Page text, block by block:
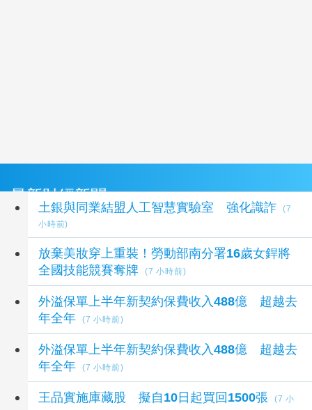
最新財經新聞
土銀與同業結盟人工智慧實驗室 強化識詐
(7
小時前)
放棄美妝穿上重裝！勞動部南分署16歲女銲將
全國技能競賽奪牌
(7 小時前)
外溢保單上半年新契約保費收入488億 超越去
年全年
(7 小時前)
外溢保單上半年新契約保費收入488億 超越去
年全年
(7 小時前)
王品實施庫藏股 擬自10日起買回1500張
(7 小